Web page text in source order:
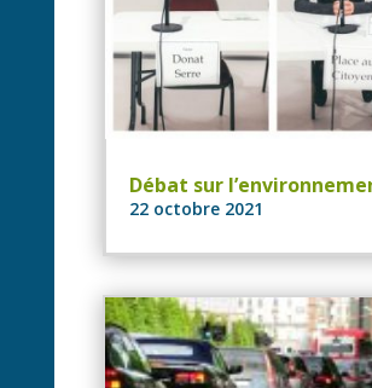
Débat sur
22 octobre 2021